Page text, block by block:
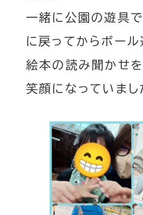
一緒に公園の遊具
に戻ってからボール
絵本の読み聞かせ
笑顔になっていまし